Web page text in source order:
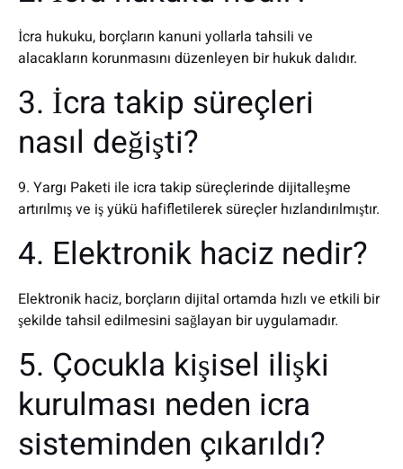
İcra hukuku, borçların kanuni yollarla tahsili ve
alacakların korunmasını düzenleyen bir hukuk dalıdır.
3. İcra takip süreçleri
nasıl değişti?
9. Yargı Paketi ile icra takip süreçlerinde dijitalleşme
artırılmış ve iş yükü hafifletilerek süreçler hızlandırılmıştır.
4. Elektronik haciz nedir?
Elektronik haciz, borçların dijital ortamda hızlı ve etkili bir
şekilde tahsil edilmesini sağlayan bir uygulamadır.
5. Çocukla kişisel ilişki
kurulması neden icra
sisteminden çıkarıldı?